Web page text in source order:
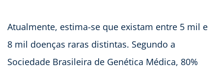
Atualmente, estima-se que existam entre 5 mil e
8 mil doenças raras distintas. Segundo a
Sociedade Brasileira de Genética Médica, 80%